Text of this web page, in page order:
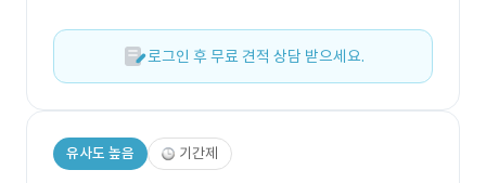
로그인 후 무료 견적 상담 받으세요.
유사도 높음 기간제